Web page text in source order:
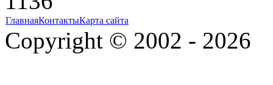
ГлавнаяКонтактыКарта сайта
Copyright © 2002 - 2026